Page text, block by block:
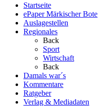
Startseite
ePaper Märkischer Bote
Auslagestellen
Regionales
Back
Sport
Wirtschaft
Back
Damals war´s
Kommentare
Ratgeber
Verlag & Mediadaten